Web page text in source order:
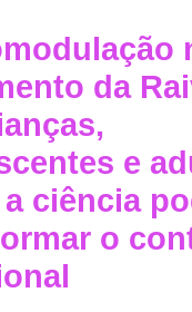
da
e
ciência
o